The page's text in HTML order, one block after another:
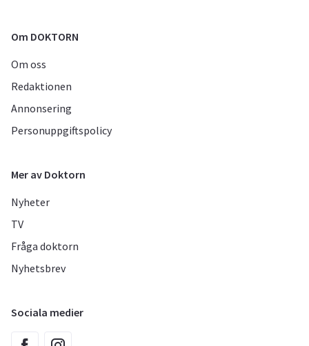
Om DOKTORN
Om oss
Redaktionen
Annonsering
Personuppgiftspolicy
Mer av Doktorn
Nyheter
TV
Fråga doktorn
Nyhetsbrev
Sociala medier